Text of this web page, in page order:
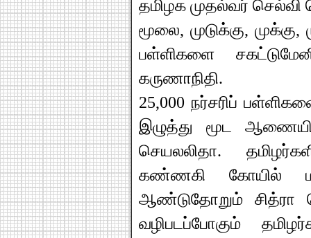
தமிழக முதல்வர் செல்வி
மூலை, முடுக்கு,
பள்ளிகளை
கருணாநிதி.
25,000 நர்சரிப்
இழுத்து மூட
செயலலிதா.
கண்ணகி கோயில்
ஆண்டுதோறும்
வழிபடப்போகும்